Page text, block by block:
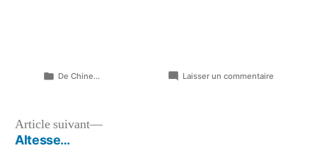
Publié
De Chine... Laisser un commentaire
Navigation
Article suivant
Article
Altesse…